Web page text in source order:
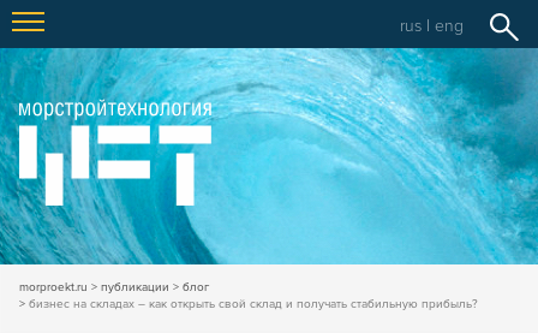
rus | eng
morproekt.ru публикации
блог
бизнес на складах – как открыть свой склад и получать стабильную прибыль?